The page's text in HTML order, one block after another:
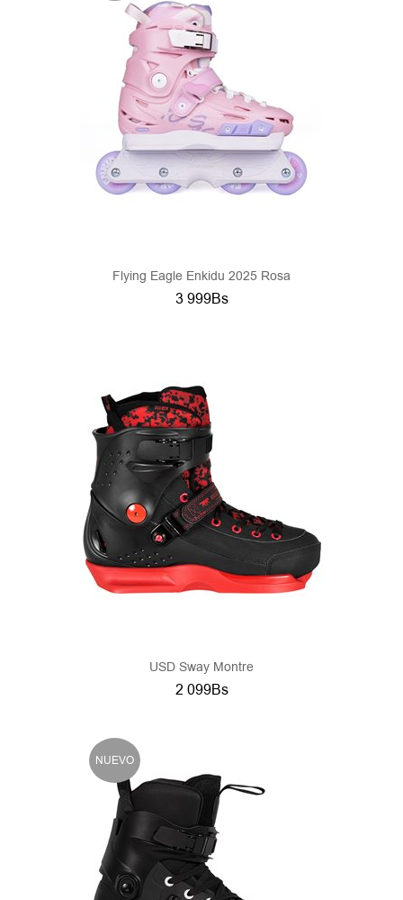
Flying Eagle Enkidu 2025 Rosa
3 999Bs
USD Sway Montre
2 099Bs
NUEVO